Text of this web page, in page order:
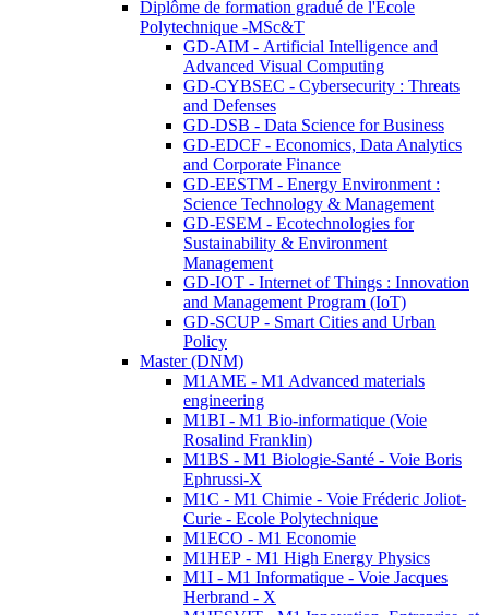
Diplôme de formation gradué de l'Ecole
Polytechnique -MSc&T
GD-AIM - Artificial Intelligence and
Advanced Visual Computing
GD-CYBSEC - Cybersecurity : Threats
and Defenses
GD-DSB - Data Science for Business
GD-EDCF - Economics, Data Analytics
and Corporate Finance
GD-EESTM - Energy Environment :
Science Technology & Management
GD-ESEM - Ecotechnologies for
Sustainability & Environment
Management
GD-IOT - Internet of Things : Innovation
and Management Program (IoT)
GD-SCUP - Smart Cities and Urban
Policy
Master (DNM)
M1AME - M1 Advanced materials
engineering
M1BI - M1 Bio-informatique (Voie
Rosalind Franklin)
M1BS - M1 Biologie-Santé - Voie Boris
Ephrussi-X
M1C - M1 Chimie - Voie Fréderic Joliot-
Curie - Ecole Polytechnique
M1ECO - M1 Economie
M1HEP - M1 High Energy Physics
M1I - M1 Informatique - Voie Jacques
Herbrand - X